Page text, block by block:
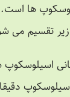
ها
تقسیم می
اسیلوسکوپ